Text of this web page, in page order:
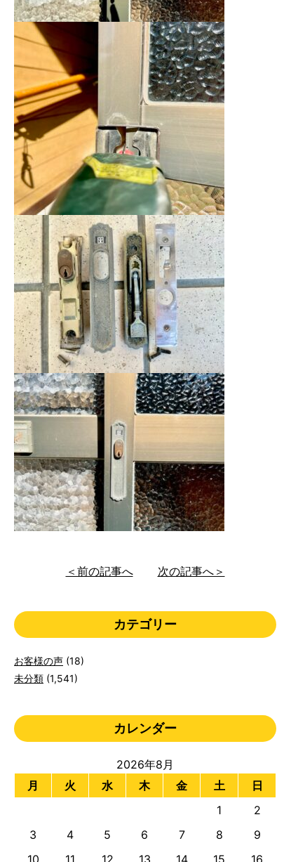
＜前の記事へ 次の記事へ＞
カテゴリー
お客様の声 (18)
未分類 (1,541)
カレンダー
2026年8月
月
火 水 木 金 土 日
1
2
3
4 5 6 7 8
9
10
11 12 13 14 15
16